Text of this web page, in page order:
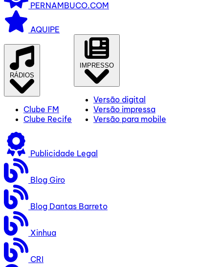
PERNAMBUCO.COM
AQUIPE
RÁDIOS
Clube FM
Clube Recife
IMPRESSO
Versão digital
Versão impressa
Versão para mobile
Publicidade Legal
Blog Giro
Blog Dantas Barreto
Xinhua
CRI